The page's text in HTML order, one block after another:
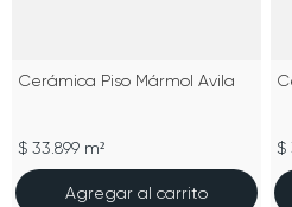
Cerámica Piso Mármol Avila
$ 33.899 m²
Agregar al carrito
$